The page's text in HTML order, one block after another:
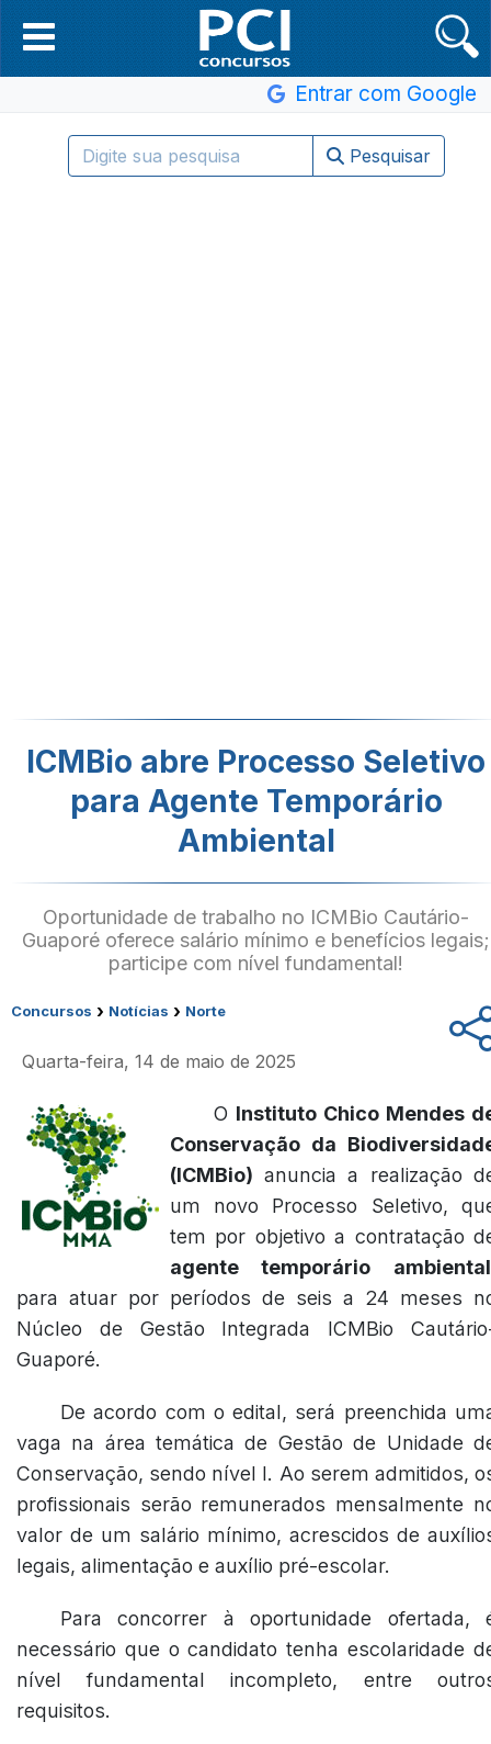
Entrar com Google
Pesquisar
ICMBio abre Processo Seletivo
para Agente Temporário
Ambiental
Oportunidade de trabalho no ICMBio Cautário-
Guaporé oferece salário mínimo e benefícios legais;
participe com nível fundamental!
Concursos › Notícias › Norte
Quarta-feira, 14 de maio de 2025
O Instituto Chico Mendes
Conservação da
(ICMBio) anuncia a realização
um novo Processo Seletivo,
tem por objetivo a contratação
agente temporário ambiental
para atuar por períodos de seis a 24 meses
Núcleo de Gestão Integrada ICMBio
Guaporé.
De acordo com o edital, será preenchida
vaga na área temática de Gestão de Unidade
Conservação, sendo nível I. Ao serem admitidos,
profissionais serão remunerados mensalmente
valor de um salário mínimo, acrescidos de
legais, alimentação e auxílio pré-escolar.
Para concorrer à oportunidade ofertada,
necessário que o candidato tenha escolaridade
nível fundamental incompleto, entre
requisitos.